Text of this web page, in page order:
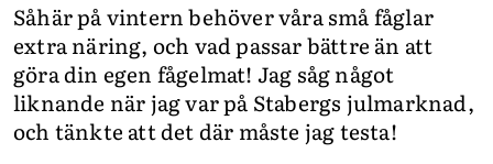
of
19
seconds
Såhär på vintern behöver våra små fåglar
extra näring, och vad passar bättre än att
göra din egen fågelmat! Jag såg något
liknande när jag var på Stabergs julmarknad,
och tänkte att det där måste jag testa!